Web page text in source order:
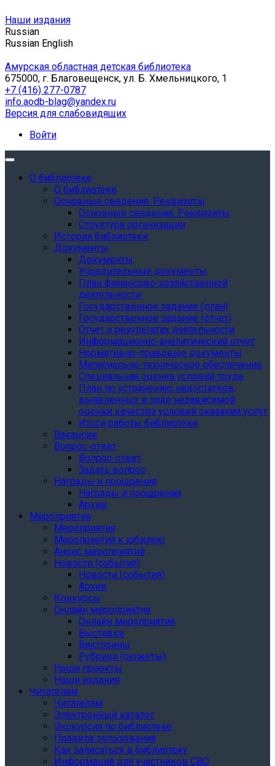
Наши издания
Russian
Russian English
Амурская областная детская библиотека
675000, г. Благовещенск, ул. Б. Хмельницкого, 1
+7 (416) 277-0787
info.aodb-blag@yandex.ru
Версия для слабовидящих
Войти
О библиотеке
О библиотеке
Основные сведения. Реквизиты
Основные сведения. Реквизиты
Структура организации
История библиотеки
Документы
Документы
Учредительные документы
План финансово-хозяйственной
деятельности
Государственное задание (план)
Государственное задание (отчет)
Отчет о результатах деятельности
Информационно-аналитический отчет
Нормативно-правовые документы
Материально-техническое обеспечение
Специальная оценка условий труда
План по устранению недостатков,
выявленных в ходе независимой
оценки качества условий оказания услуг
Итоги работы библиотеки
Вакансии
Вопрос-ответ
Вопрос-ответ
Задать вопрос
Награды и поощрения
Награды и поощрения
Архив
Мероприятия
Мероприятия
Мероприятия к юбилею
Анонс мероприятий
Новости (события)
Новости (события)
Архив
Конкурсы
Онлайн мероприятия
Онлайн мероприятия
Выставки
Викторины
Рубрики (сюжеты)
Наши проекты
Наши издания
Читателям
Читателям
Электронный каталог
Экскурсия по библиотеке
Правила пользования
Как записаться в библиотеку
Информация для участников СВО